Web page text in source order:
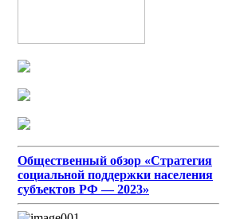
Общественный обзор «Стратегия
социальной поддержки населения
субъектов РФ — 2023»